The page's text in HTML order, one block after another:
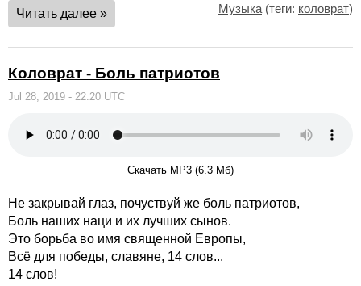
Читать далее » Музыка (теги: коловрат)
Коловрат - Боль патриотов
Jul 28, 2019 - 22:20 UTC
Скачать MP3 (6.3 Мб)
Не закрывай глаз, почуствуй же боль патриотов,
Боль наших наци и их лучших сынов.
Это борьба во имя священной Европы,
Всё для победы, славяне, 14 слов...
14 слов!